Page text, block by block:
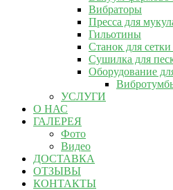
Вибраторы
Пресса для
Гильотины
Станок для
Сушилка для
Оборудование
УСЛУГИ
О НАС
ГАЛЕРЕЯ
Фото
Видео
ДОСТАВКА
ОТЗЫВЫ
КОНТАКТЫ